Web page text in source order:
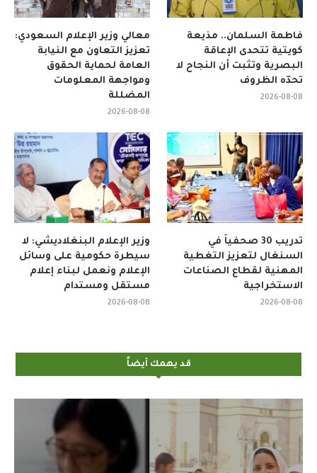
معالي وزير الإعلام السعودي:
تعزيز التعاون مع النيابة
العامة لحماية الحقوق
ومواجهة المعلومات
المضللة
2026-08-08
فاطمة السلمان.. مذيعة
كويتية تتحدى الإعاقة
البصرية وتثبت أن النجاح لا
تحدّه الظروف
2026-08-08
وزير الإعلام البنغلاديشي: لا
سيطرة حكومية على وسائل
الإعلام ونعمل لبناء إعلام
مستقل ومستدام
2026-08-08
تدريب 30 صحفياً في
السنغال لتعزيز التغطية
المهنية لقطاع الصناعات
الاستخراجية
2026-08-08
قد يهمك أيضاً